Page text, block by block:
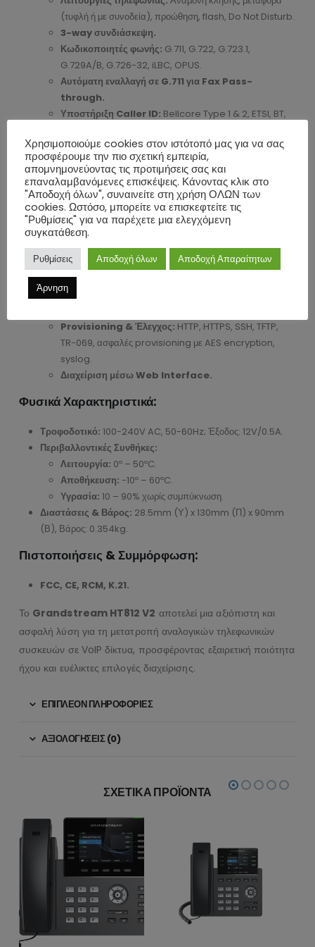
(τυφλή ή με συνοδεία), προώθηση, flash, Do Not Disturb.
3-way συνδιάσκεψη.
Κωδικοποιητές φωνής: G.711, G.722, G.723.1,
G.729A/B, G.726-32, iLBC, OPUS.
Αυτόματη εναλλαγή σε G.711 για Fax Pass-
through.
Υποστήριξη Caller ID: Bellcore Type 1 & 2, ETSI, BT,
Δικτυακά Πρωτόκολλα & Ασφάλεια:
Πρωτόκολλα Δικτύου:SIP, TCP/IP, UDP, RTP/RTCP,
HTTP/HTTPS, ARP/RARP, ICMP, DNS, DHCP, NTP, TFTP,
SSH, Telnet, STUN, SNMP, TR-069.
QoS:Layer 2 (802.1Q VLAN, SIP/RTP 802.1p), Layer 3
(ToS, DiffServ, MPLS).
Μέθοδοι DTMF:In-audio, RFC2833 και SIP INFO.
Προστασία:SRTP, TLS/SIPS/HTTPS, SIP V2.0, SIP
Session Timer.
Διαχείριση & Provisioning:
Provisioning & Έλεγχος: HTTP, HTTPS, SSH, TFTP,
TR-069, ασφαλές provisioning με AES encryption,
syslog.
Διαχείριση μέσω Web Interface.
Φυσικά Χαρακτηριστικά:
Τροφοδοτικό: 100-240V AC, 50-60Hz; Έξοδος: 12V/0.5A.
Περιβαλλοντικές Συνθήκες:
Λειτουργία: 0º – 50ºC.
Αποθήκευση: -10º – 60ºC.
Υγρασία: 10 – 90% χωρίς συμπύκνωση.
Διαστάσεις & Βάρος: 28.5mm (Υ) x 130mm (Π) x 90mm
(Β), Βάρος: 0.354kg.
Πιστοποιήσεις & Συμμόρφωση:
FCC, CE, RCM, K.21.
Το Grandstream HT812 V2 αποτελεί μια αξιόπιστη και
ασφαλή λύση για τη μετατροπή αναλογικών τηλεφωνικών
συσκευών σε VoIP δίκτυα, προσφέροντας εξαιρετική ποιότητα
ήχου και ευέλικτες επιλογές διαχείρισης.
ΕΠΙΠΛΈΟΝ ΠΛΗΡΟΦΟΡΊΕΣ
ΑΞΙΟΛΟΓΉΣΕΙΣ (0)
ΣΧΕΤΙΚΆ ΠΡΟΪΌΝΤΑ
Χρησιμοποιούμε cookies στον ιστότοπό μας για να σας
προσφέρουμε την πιο σχετική εμπειρία,
απομνημονεύοντας τις προτιμήσεις σας και
επαναλαμβανόμενες επισκέψεις. Κάνοντας κλικ στο
"Αποδοχή όλων", συναινείτε στη χρήση ΟΛΩΝ των
cookies. Ωστόσο, μπορείτε να επισκεφτείτε τις
"Ρυθμίσεις" για να παρέχετε μια ελεγχόμενη
συγκατάθεση.
Ρυθμίσεις Αποδοχή όλων Αποδοχή Απαραίτητων
Άρνηση